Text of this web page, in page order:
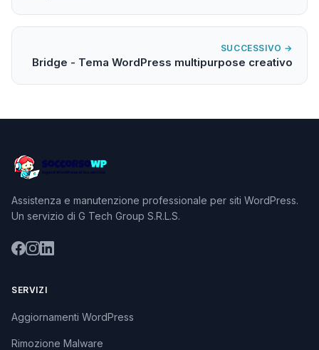
SUCCESSIVO →
Bridge - Tema WordPress multipurpose creativo
Assistenza e manutenzione professionale per siti WordPress.
Un servizio di G Tech Group S.R.L.S.
SERVIZI
Aggiornamenti WordPress
Rimozione Malware